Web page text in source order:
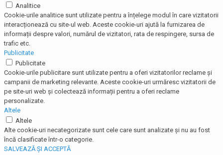
Analitice
Cookie-urile analitice sunt utilizate pentru a înțelege modul în care vizitatorii
interacționează cu site-ul web. Aceste cookie-uri ajută la furnizarea de
informații despre valori, numărul de vizitatori, rata de respingere, sursa de
trafic etc.
Publicitate
Publicitate
Cookie-urile publicitare sunt utilizate pentru a oferi vizitatorilor reclame și
campanii de marketing relevante. Aceste cookie-uri urmăresc vizitatorii de
pe site-uri web și colectează informații pentru a oferi reclame
personalizate.
Altele
Altele
Alte cookie-uri necategorizate sunt cele care sunt analizate și nu au fost
încă clasificate într-o categorie.
SALVEAZĂ ȘI ACCEPTĂ